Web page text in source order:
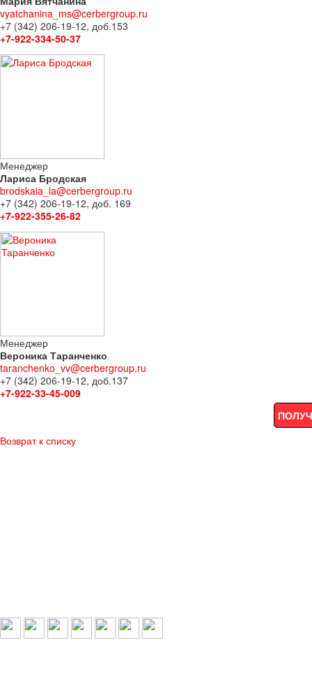
vyatchanina_ms@cerbergroup.ru
+7 (342) 206-19-12, доб.153
+7-922-334-50-37
Менеджер
Лариса Бродская
brodskaia_la@cerbergroup.ru
+7 (342) 206-19-12, доб. 169
+7-922-355-26-82
Менеджер
Вероника Таранченко
taranchenko_vv@cerbergroup.ru
+7 (342) 206-19-12, доб.137
+7-922-33-45-009
Возврат к списку